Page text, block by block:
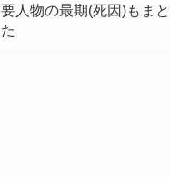
要人物の最期(死因)もま
た